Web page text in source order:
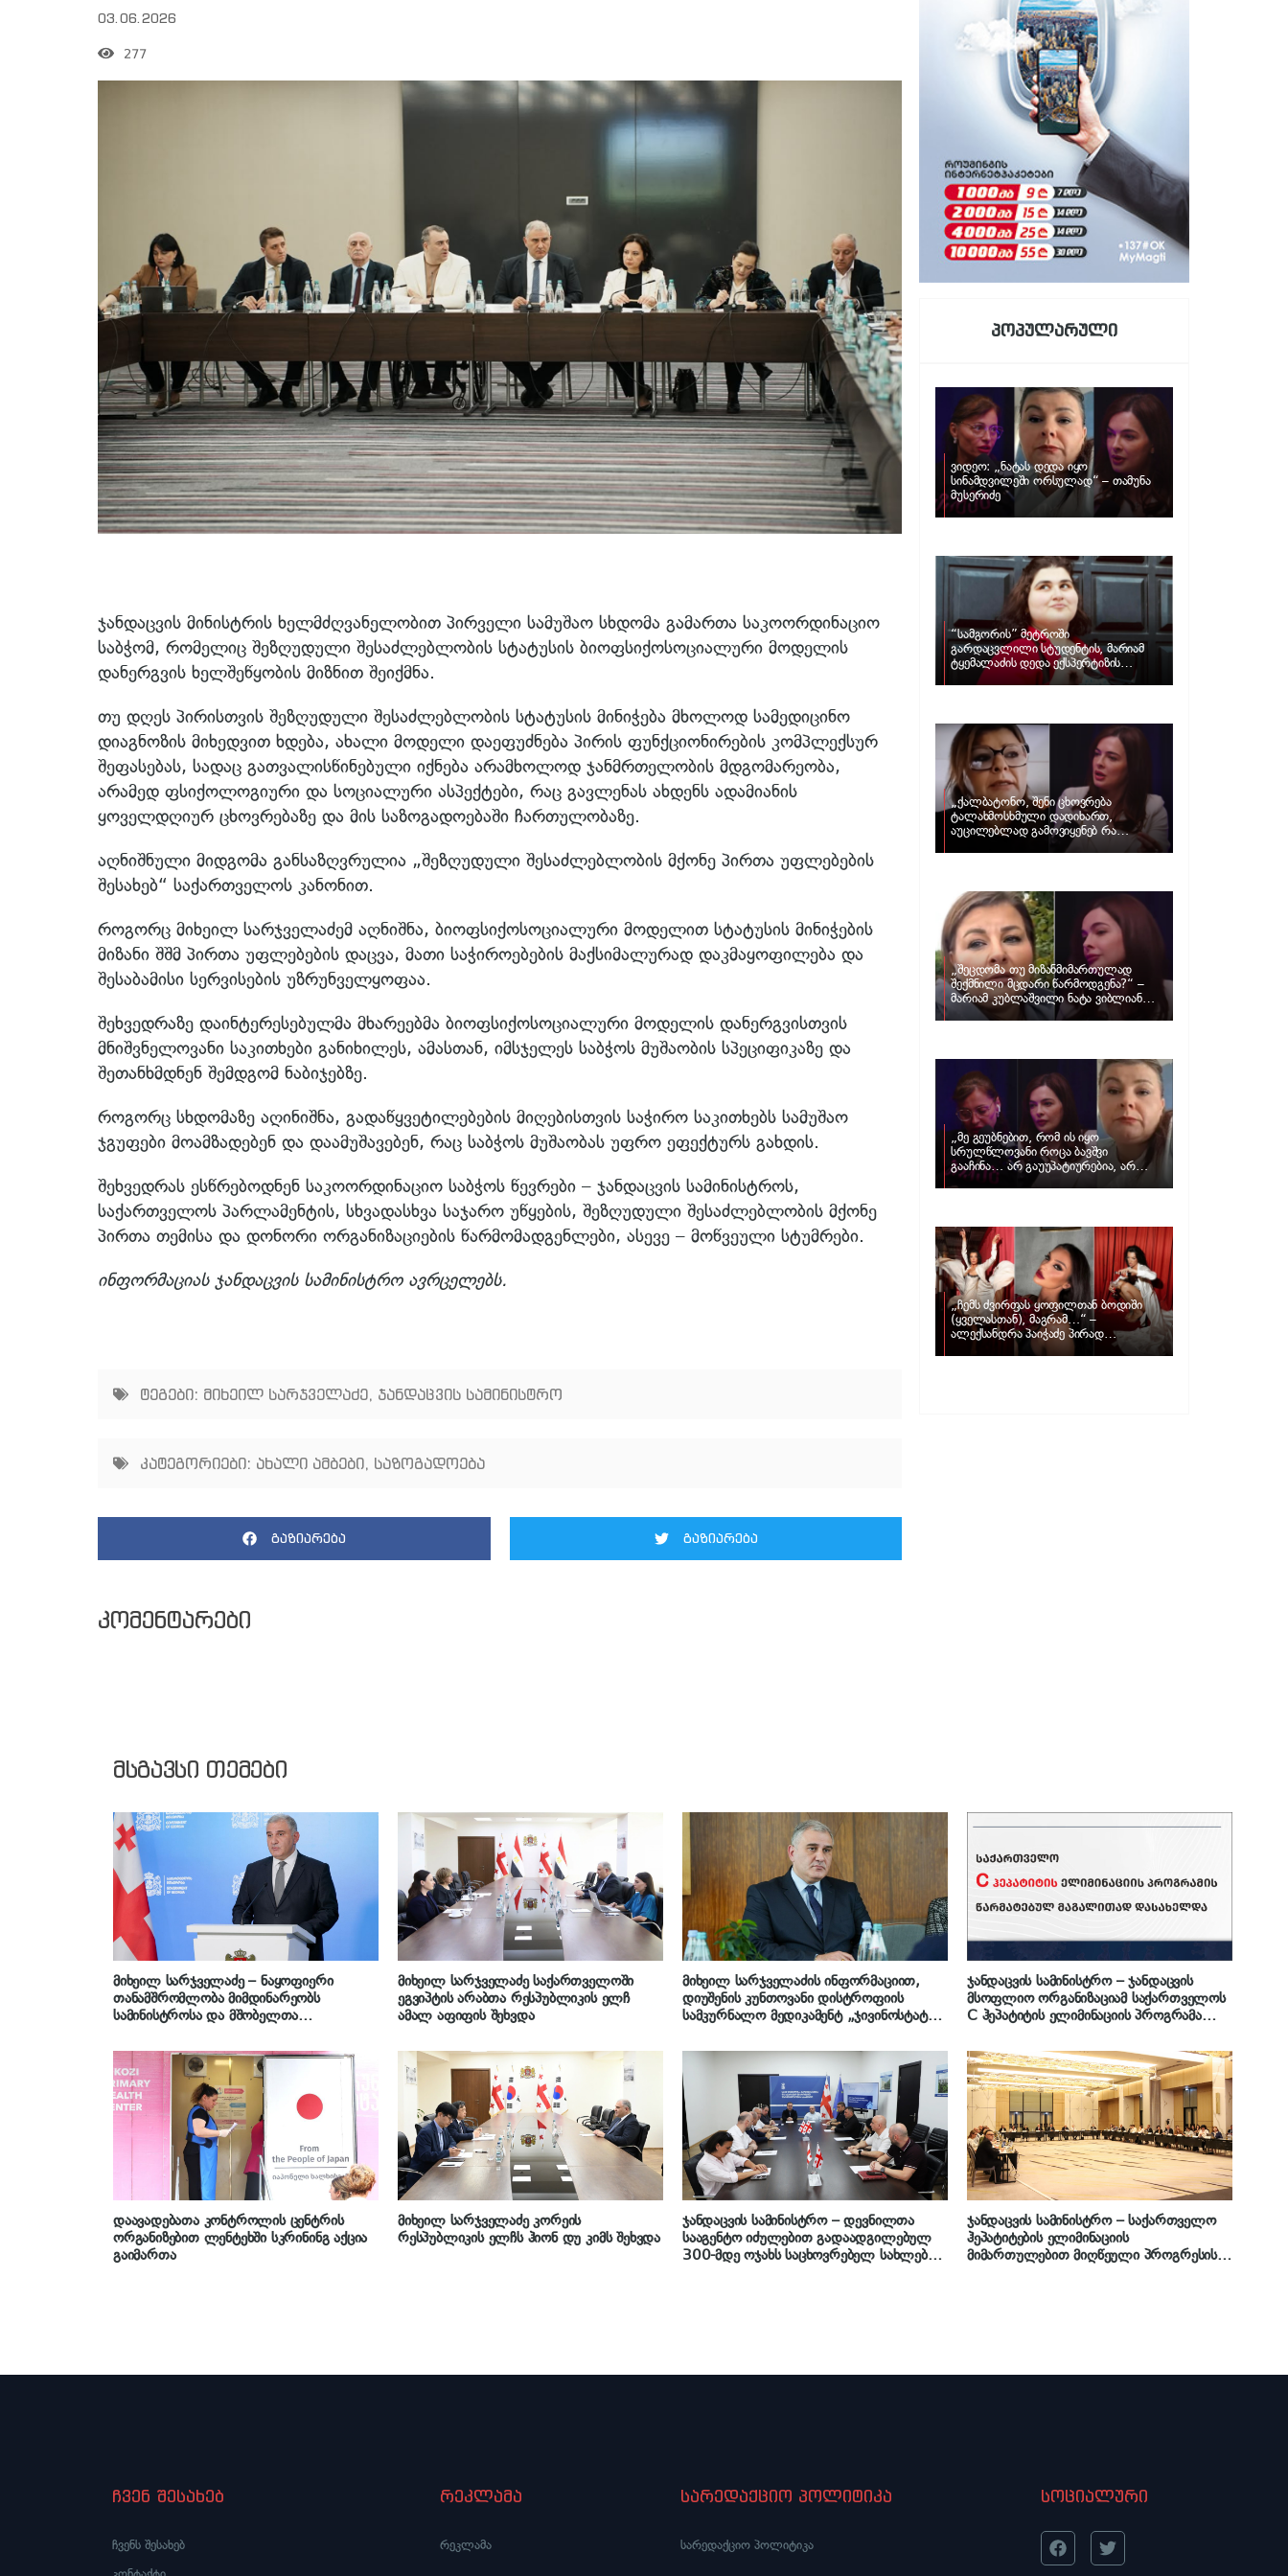
03.06.2026
277
ჯანდაცვის მინისტრის ხელმძღვანელობით პირველი სამუშაო სხდომა გამართა საკოორდინაციო
საბჭომ, რომელიც შეზღუდული შესაძლებლობის სტატუსის ბიოფსიქოსოციალური მოდელის
დანერგვის ხელშეწყობის მიზნით შეიქმნა.
თუ დღეს პირისთვის შეზღუდული შესაძლებლობის სტატუსის მინიჭება მხოლოდ სამედიცინო
დიაგნოზის მიხედვით ხდება, ახალი მოდელი დაეფუძნება პირის ფუნქციონირების კომპლექსურ
შეფასებას, სადაც გათვალისწინებული იქნება არამხოლოდ ჯანმრთელობის მდგომარეობა,
არამედ ფსიქოლოგიური და სოციალური ასპექტები, რაც გავლენას ახდენს ადამიანის
ყოველდღიურ ცხოვრებაზე და მის საზოგადოებაში ჩართულობაზე.
აღნიშნული მიდგომა განსაზღვრულია „შეზღუდული შესაძლებლობის მქონე პირთა უფლებების
შესახებ“ საქართველოს კანონით.
როგორც მიხეილ სარჯველაძემ აღნიშნა, ბიოფსიქოსოციალური მოდელით სტატუსის მინიჭების
მიზანი შშმ პირთა უფლებების დაცვა, მათი საჭიროებების მაქსიმალურად დაკმაყოფილება და
შესაბამისი სერვისების უზრუნველყოფაა.
შეხვედრაზე დაინტერესებულმა მხარეებმა ბიოფსიქოსოციალური მოდელის დანერგვისთვის
მნიშვნელოვანი საკითხები განიხილეს, ამასთან, იმსჯელეს საბჭოს მუშაობის სპეციფიკაზე და
შეთანხმდნენ შემდგომ ნაბიჯებზე.
როგორც სხდომაზე აღინიშნა, გადაწყვეტილებების მიღებისთვის საჭირო საკითხებს სამუშაო
ჯგუფები მოამზადებენ და დაამუშავებენ, რაც საბჭოს მუშაობას უფრო ეფექტურს გახდის.
შეხვედრას ესწრებოდნენ საკოორდინაციო საბჭოს წევრები – ჯანდაცვის სამინისტროს,
საქართველოს პარლამენტის, სხვადასხვა საჯარო უწყების, შეზღუდული შესაძლებლობის მქონე
პირთა თემისა და დონორი ორგანიზაციების წარმომადგენლები, ასევე – მოწვეული სტუმრები.
ინფორმაციას ჯანდაცვის სამინისტრო ავრცელებს.
ტეგები: მიხეილ სარჯველაძე, ჯანდაცვის სამინისტრო
კატეგორიები: ახალი ამბები, საზოგადოება
გაზიარება გაზიარება
კომენტარები
პოპულარული
ვიდეო: „ნატას დედა იყო
სინამდვილეში ორსულად“ – თამუნა
მუსერიძე
“სამგორის” მეტროში
გარდაცვლილი სტუდენტის, მარიამ
ტყემალაძის დედა ექსპერტიზის
პასუხს აქვეყნებს – რა გახდა გოგონას
„ქალბატონო, შენი ცხოვრება
ტალახმოსხმული დადიხართ,
აუცილებლად გამოვიყენებ რა
ინფორმაციაც მაქვს“… – რა
„შეცდომა თუ მიზანმიმართულად
შექმნილი მცდარი წარმოდგენა?“ –
მარიამ კუბლაშვილი ნატა ვიბლიანის
საქმეზე ვიდეომიმართვას ავრცელებს
„მე გეუბნებით, რომ ის იყო
სრულწლოვანი როცა ბავშვი
გააჩინა… არ გაუუპატიურებია, არ
უძალადია და მსგავსი რამ არ
ვიბლიანის საქმეზე
„ჩემს ძვირფას ყოფილთან ბოდიში
(ყველასთან), მაგრამ…“ –
ალექსანდრა პაიჭაძე პირად
მსგავსი თემები
მიხეილ სარჯველაძე – ნაყოფიერი
თანამშრომლობა მიმდინარეობს
სამინისტროსა და მშობელთა
განწყობილი, რომ პროგრამის
გაფართოება საკეთილდღეო შედეგს
მოიტანს
მიხეილ სარჯველაძე საქართველოში
ეგვიპტის არაბთა რესპუბლიკის ელჩ
ამალ აფიფის შეხვდა
მიხეილ სარჯველაძის ინფორმაციით,
დიუშენის კუნთოვანი დისტროფიის
სამკურნალო მედიკამენტ „ჯივინოსტატის“
გაფორმდა
ჯანდაცვის სამინისტრო – ჯანდაცვის
მსოფლიო ორგანიზაციამ საქართველოს
C ჰეპატიტის ელიმინაციის პროგრამა
დაავადებათა კონტროლის ცენტრის
ორგანიზებით ლენტეხში სკრინინგ აქცია
გაიმართა
მიხეილ სარჯველაძე კორეის
რესპუბლიკის ელჩს ჰიონ დუ კიმს შეხვდა
ჯანდაცვის სამინისტრო – დევნილთა
სააგენტო იძულებით გადაადგილებულ
300-მდე ოჯახს საცხოვრებელ სახლებს
ჯანდაცვის სამინისტრო – საქართველო
ჰეპატიტების ელიმინაციის
მიმართულებით მიღწეული პროგრესის
ჩვენ შესახებ
ჩვენს შესახებ
რეკლამა
რეკლამა
სარედაქციო პოლიტიკა
სარედაქციო პოლიტიკა
სოციალური